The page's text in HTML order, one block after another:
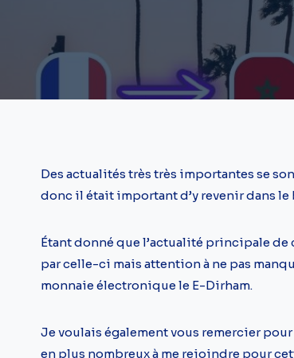
Des actualités très très importantes se
donc il était important d’y revenir dans le
Étant donné que l’actualité principale de
par celle-ci mais attention à ne pas
monnaie électronique le E-Dirham.
Je voulais également vous remercier
en plus nombreux à me rejoindre pour